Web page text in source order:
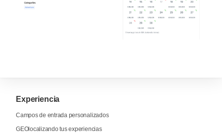
Experiencia
Campos de entrada personalizados
GEOlocalizando tus experiencias